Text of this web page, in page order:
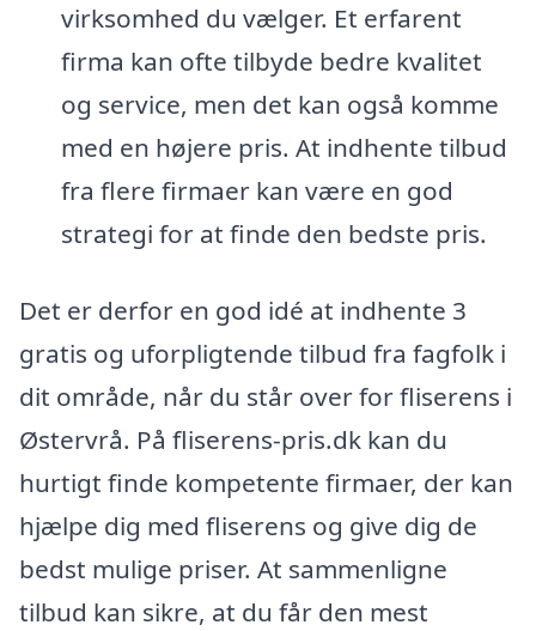
virksomhed du vælger. Et erfarent
firma kan ofte tilbyde bedre kvalitet
og service, men det kan også komme
med en højere pris. At indhente tilbud
fra flere firmaer kan være en god
strategi for at finde den bedste pris.
Det er derfor en god idé at indhente 3
gratis og uforpligtende tilbud fra fagfolk i
dit område, når du står over for fliserens i
Østervrå. På fliserens-pris.dk kan du
hurtigt finde kompetente firmaer, der kan
hjælpe dig med fliserens og give dig de
bedst mulige priser. At sammenligne
tilbud kan sikre, at du får den mest